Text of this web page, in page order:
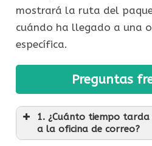
mostrará la ruta del
cuándo ha llegado a una
específica.
Preguntas
1. ¿Cuánto tiempo
a la oficina de correo?